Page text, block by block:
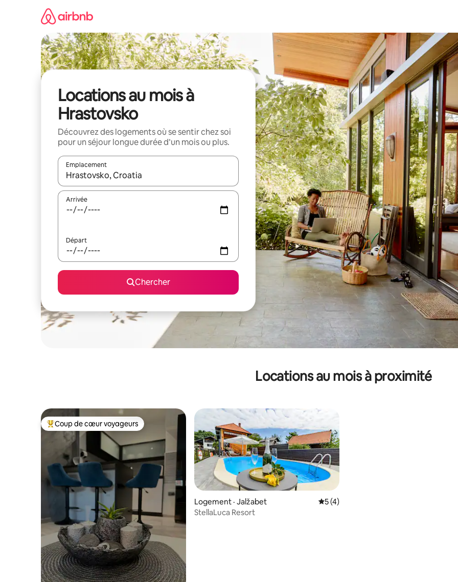
Locations au mois à
Hrastovsko
Découvrez des logements où se sentir chez soi
pour un séjour longue durée d’un mois ou plus.
Emplacement
Quand les résultats sont affichés, parcourez-les en utilisant les flèches vers le haut et vers le bas, ou en appuyant
Arrivée
Départ
Chercher
Locations au mois à proximité
Coup de cœur voyageurs parmi les plus aimés
Coup de cœur voyageurs
Logement · Jalžabet Note moyenne de 5 sur 5, 4
5 (4)
StellaLuca Resort